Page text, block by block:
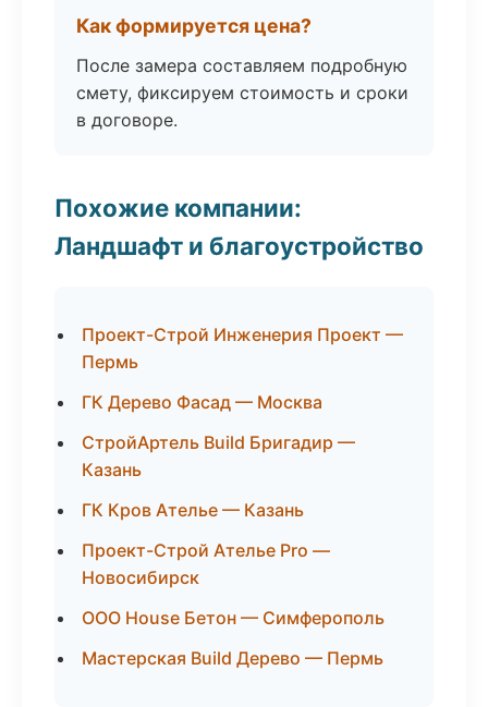
Как формируется цена?
После замера составляем подробную
смету, фиксируем стоимость и сроки
в договоре.
Похожие компании:
Ландшафт и благоустройство
Проект-Строй Инженерия Проект —
Пермь
ГК Дерево Фасад — Москва
СтройАртель Build Бригадир —
Казань
ГК Кров Ателье — Казань
Проект-Строй Ателье Pro —
Новосибирск
ООО House Бетон — Симферополь
Мастерская Build Дерево — Пермь